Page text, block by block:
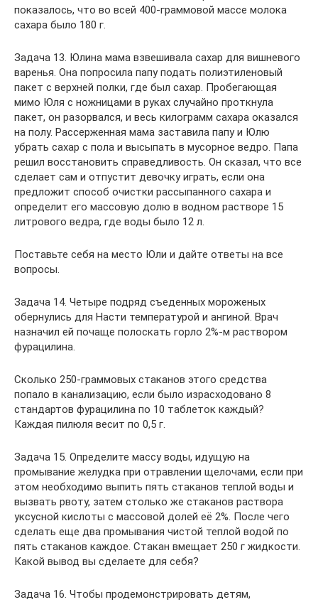
показалось, что во всей 400-граммовой массе молока
сахара было 180 г.
Задача 13. Юлина мама взвешивала сахар для вишневого
варенья. Она попросила папу подать полиэтиленовый
пакет с верхней полки, где был сахар. Пробегающая
мимо Юля с ножницами в руках случайно проткнула
пакет, он разорвался, и весь килограмм сахара оказался
на полу. Рассерженная мама заставила папу и Юлю
убрать сахар с пола и высыпать в мусорное ведро. Папа
решил восстановить справедливость. Он сказал, что все
сделает сам и отпустит девочку играть, если она
предложит способ очистки рассыпанного сахара и
определит его массовую долю в водном растворе 15
литрового ведра, где воды было 12 л.
Поставьте себя на место Юли и дайте ответы на все
вопросы.
Задача 14. Четыре подряд съеденных мороженых
обернулись для Насти температурой и ангиной. Врач
назначил ей почаще полоскать горло 2%-м раствором
фурацилина.
Сколько 250-граммовых стаканов этого средства
попало в канализацию, если было израсходовано 8
стандартов фурацилина по 10 таблеток каждый?
Каждая пилюля весит по 0,5 г.
Задача 15. Определите массу воды, идущую на
промывание желудка при отравлении щелочами, если при
этом необходимо выпить пять стаканов теплой воды и
вызвать рвоту, затем столько же стаканов раствора
уксусной кислоты с массовой долей её 2%. После чего
сделать еще два промывания чистой теплой водой по
пять стаканов каждое. Стакан вмещает 250 г жидкости.
Какой вывод вы сделаете для себя?
Задача 16. Чтобы продемонстрировать детям,